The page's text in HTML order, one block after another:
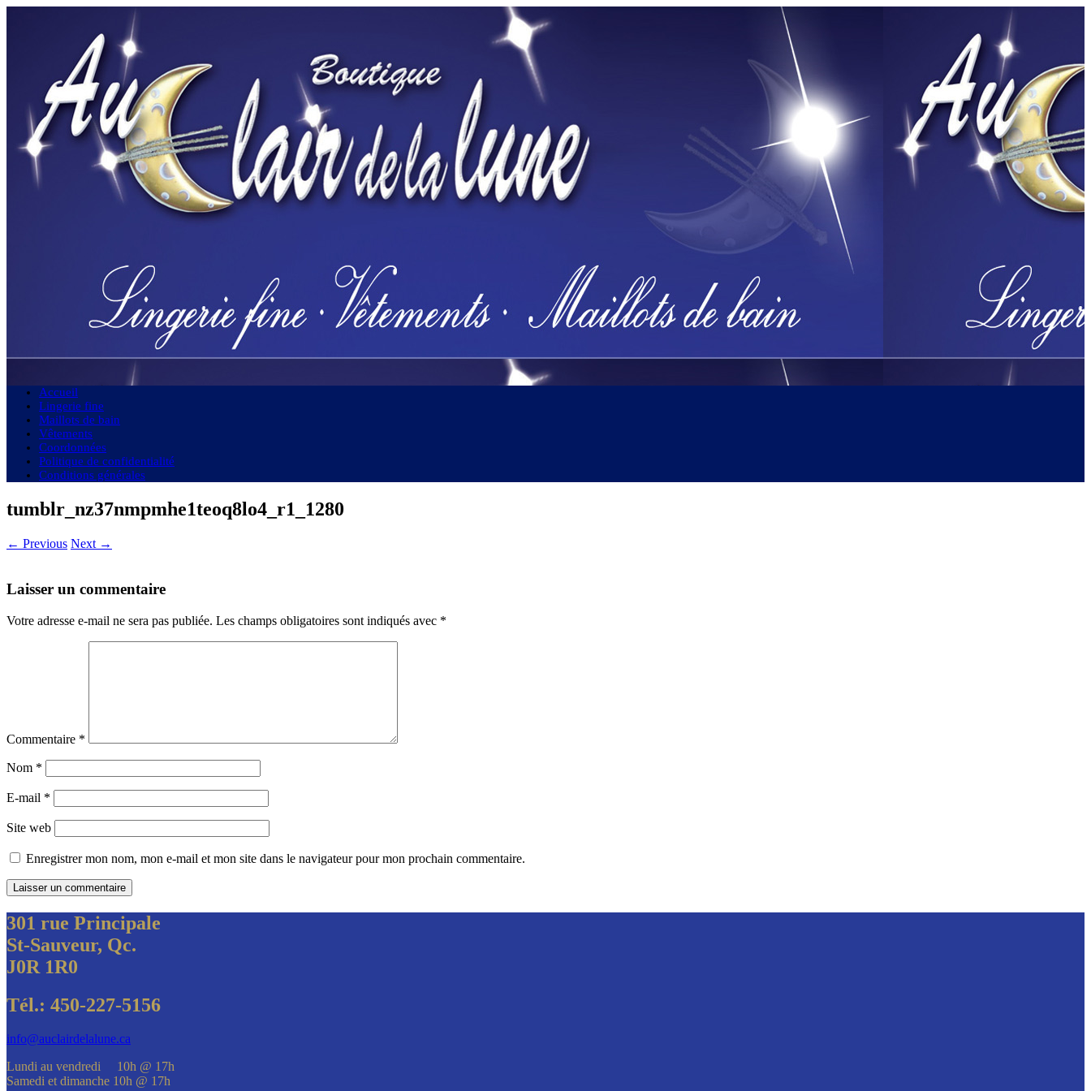
Accueil
Lingerie fine
Maillots de bain
Vêtements
Coordonnées
Politique de confidentialité
Conditions générales
tumblr_nz37nmpmhe1teoq8lo4_r1_1280
← Previous Next →
Laisser un commentaire
Votre adresse e-mail ne sera pas publiée. Les champs obligatoires sont indiqués avec *
Commentaire *
Nom *
E-mail *
Site web
Enregistrer mon nom, mon e-mail et mon site dans le navigateur pour mon prochain commentaire.
301 rue Principale
St-Sauveur, Qc.
J0R 1R0
Tél.: 450-227-5156
info@auclairdelalune.ca
Lundi au vendredi 10h @ 17h
Samedi et dimanche 10h @ 17h